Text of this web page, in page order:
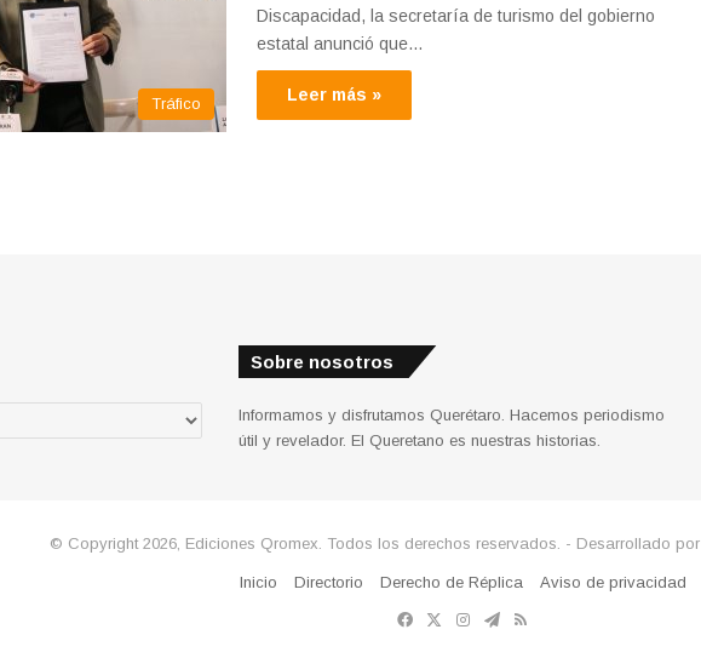
Tráfico
Discapacidad, la secretaría de turismo del gobierno
estatal anunció que…
Leer más »
Sobre nosotros
Informamos y disfrutamos Querétaro. Hacemos periodismo
útil y revelador. El Queretano es nuestras historias.
© Copyright 2026, Ediciones Qromex. Todos los derechos reservados. - Desarrollado por
Inicio Directorio Derecho de Réplica
Aviso de privacidad
Facebook
X Instagram
Telegram
RSS